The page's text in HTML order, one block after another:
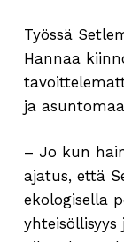
Työssä
Hannaa
ja
– Jo kun
ajatus, että
ekologisella
yhteisöllisyys